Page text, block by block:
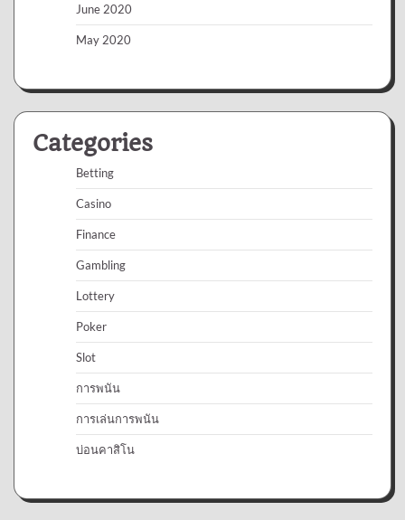
June 2020
May 2020
Categories
Betting
Casino
Finance
Gambling
Lottery
Poker
Slot
การพนัน
การเล่นการพนัน
บ่อนคาสิโน